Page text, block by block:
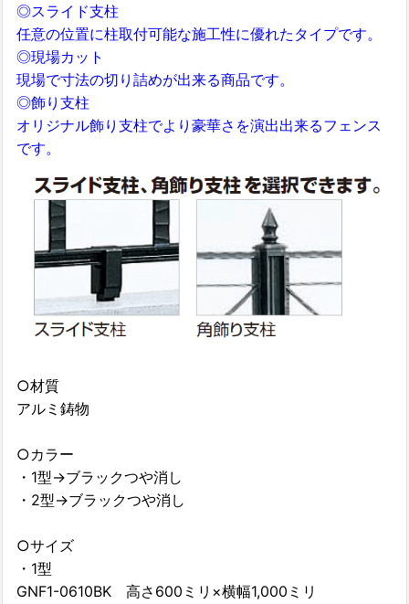
◎スライド支柱
任意の位置に柱取付可能な施工性に優れたタイプです。
◎現場カット
現場で寸法の切り詰めが出来る商品です。
◎飾り支柱
オリジナル飾り支柱でより豪華さを演出出来るフェンス
です。
○材質
アルミ鋳物
○カラー
・1型→ブラックつや消し
・2型→ブラックつや消し
○サイズ
・1型
GNF1-0610BK 高さ600ミリ×横幅1,000ミリ